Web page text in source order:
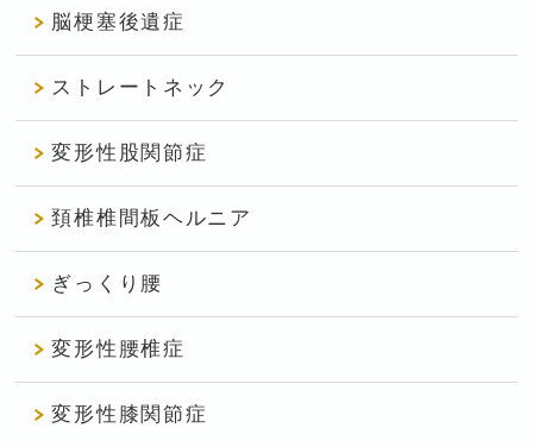
脳梗塞後遺症
ストレートネック
変形性股関節症
頚椎椎間板ヘルニア
ぎっくり腰
変形性腰椎症
変形性膝関節症